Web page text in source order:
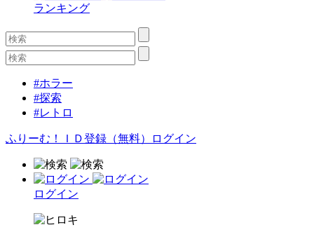
ランキング
#ホラー
#探索
#レトロ
ふりーむ！ＩＤ登録（無料） ログイン
ログイン